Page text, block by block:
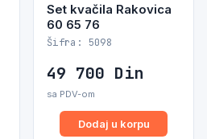
Set kvačila Rakovica
60 65 76
Šifra: 5098
49 700 Din
sa PDV-om
Dodaj u korpu